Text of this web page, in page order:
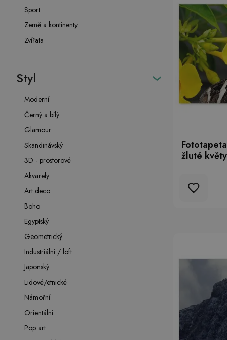
Sport
Země a kontinenty
Zvířata
Styl
Moderní
Černý a bílý
Glamour
Skandinávský
3D - prostorové
Akvarely
Art deco
Boho
Egyptský
Geometrický
Industriální / loft
Japonský
Lidové/etnické
Námořní
Orientální
Pop art
žluté květy